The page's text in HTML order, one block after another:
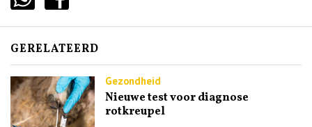
GERELATEERD
Gezondheid
Nieuwe test voor diagnose
rotkreupel